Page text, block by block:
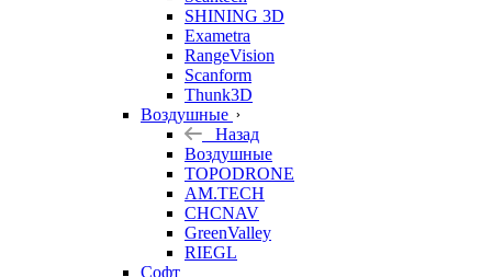
SHINING 3D
Exametra
RangeVision
Scanform
Thunk3D
Воздушные
Назад
Воздушные
TOPODRONE
AM.TECH
CHCNAV
GreenValley
RIEGL
Софт